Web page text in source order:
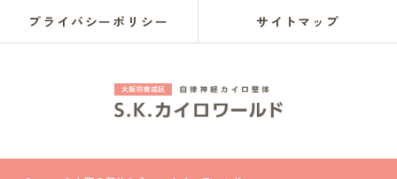
プライバシーポリシー サイトマップ